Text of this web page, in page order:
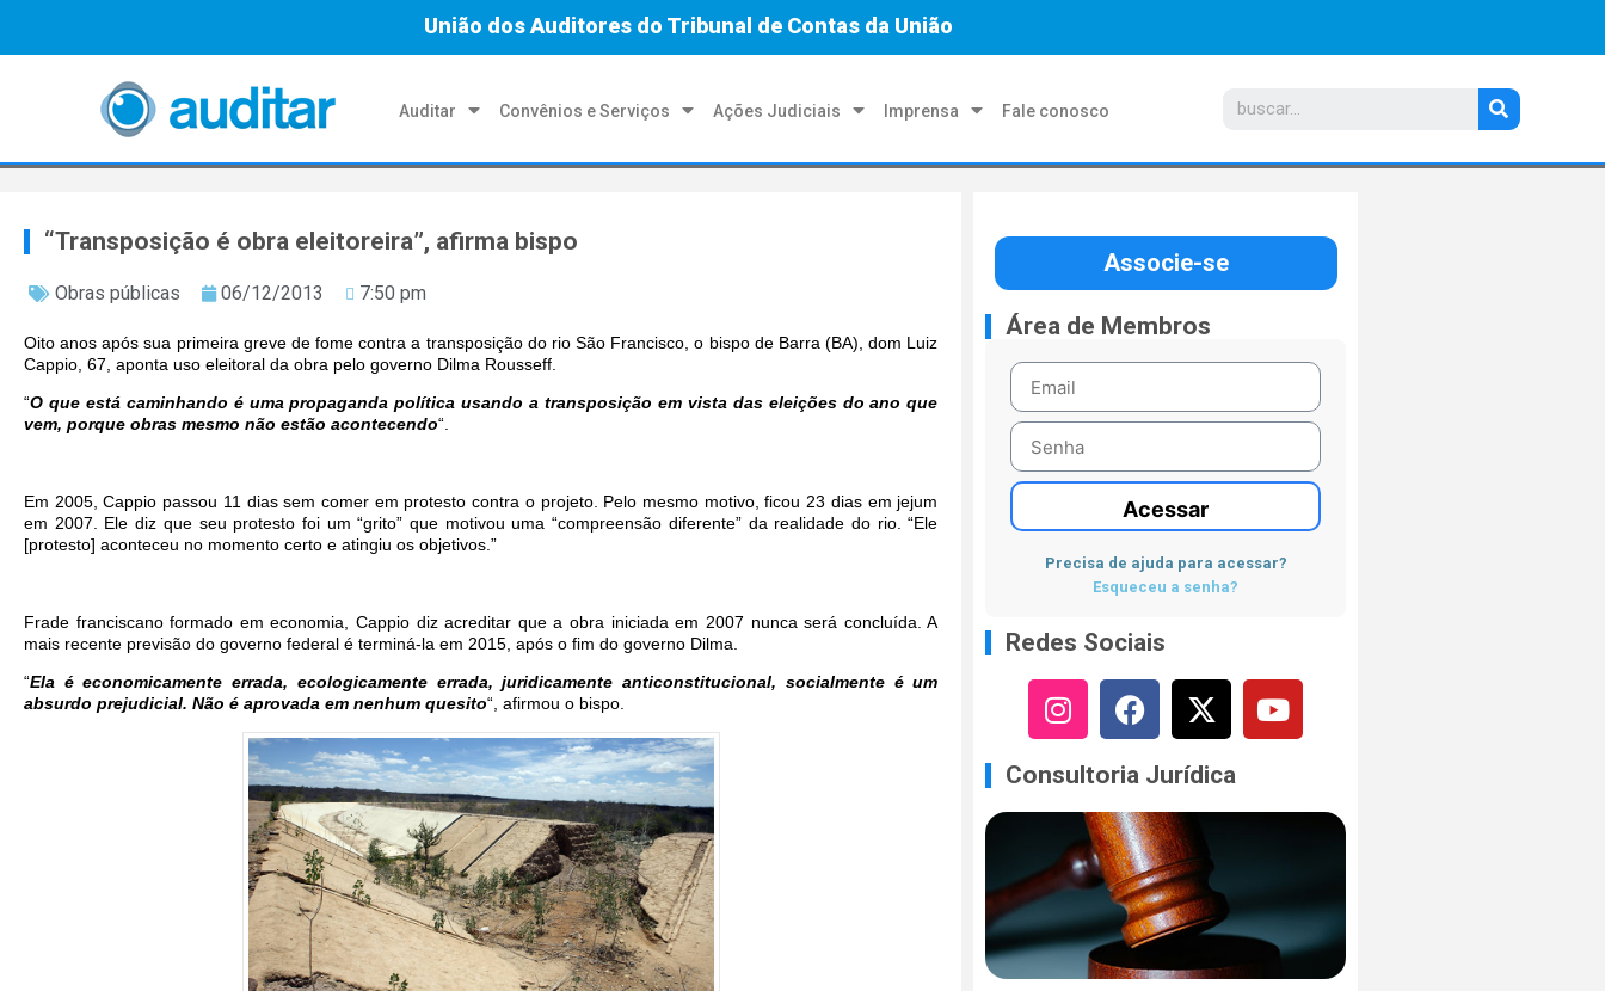
União dos Auditores do Tribunal de Contas da União
Auditar Convênios e Serviços Ações Judiciais Imprensa Fale conosco
“Transposição é obra eleitoreira”, afirma bispo
Obras públicas 06/12/2013 7:50 pm
Oito anos após sua primeira greve de fome contra a transposição do rio São Francisco, o bispo de Barra (BA), dom Luiz
Cappio, 67, aponta uso eleitoral da obra pelo governo Dilma Rousseff.
“O que está caminhando é uma propaganda política usando a transposição em vista das eleições do ano que
vem, porque obras mesmo não estão acontecendo“.
Em 2005, Cappio passou 11 dias sem comer em protesto contra o projeto. Pelo mesmo motivo, ficou 23 dias em jejum
em 2007. Ele diz que seu protesto foi um “grito” que motivou uma “compreensão diferente” da realidade do rio. “Ele
[protesto] aconteceu no momento certo e atingiu os objetivos.”
Frade franciscano formado em economia, Cappio diz acreditar que a obra iniciada em 2007 nunca será concluída. A
mais recente previsão do governo federal é terminá-la em 2015, após o fim do governo Dilma.
“Ela é economicamente errada, ecologicamente errada, juridicamente anticonstitucional, socialmente é um
absurdo prejudicial. Não é aprovada em nenhum quesito“, afirmou o bispo.
Associe-se
Área de Membros
Acessar
Precisa de ajuda para acessar?
Esqueceu a senha?
Redes Sociais
Consultoria Jurídica